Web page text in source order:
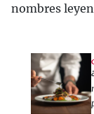
nombres